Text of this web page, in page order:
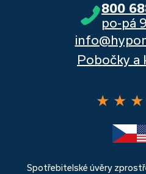
800
po-pá
Pobočky a
★ ★ ★
Spotřebitelské úvěry